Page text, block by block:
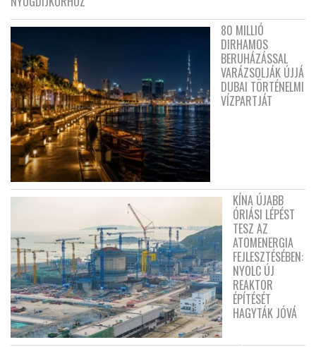
80 MILLIÓ
DIRHAMOS
BERUHÁZÁSSAL
VARÁZSOLJÁK ÚJJÁ
DUBAI TÖRTÉNELMI
VÍZPARTJÁT
KÍNA ÚJABB
ÓRIÁSI LÉPÉST
TESZ AZ
ATOMENERGIA
FEJLESZTÉSÉBEN:
NYOLC ÚJ
REAKTOR
ÉPÍTÉSÉT
HAGYTÁK JÓVÁ